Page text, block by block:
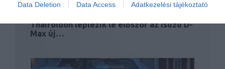
Data Deletion Data Access Adatkezelési tájékoztató
Thaiföldön leplezik le először az Isuzu D-
Max új…